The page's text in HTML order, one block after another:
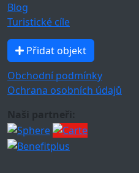
Blog
Turistické cíle
Přidat objekt
Obchodní podmínky
Ochrana osobních údajů
Naši partneři: